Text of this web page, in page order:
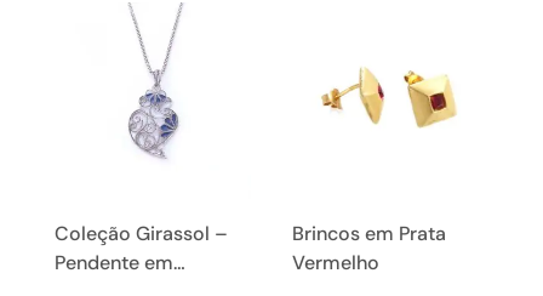
Coleção Girassol –
Pendente em
Brincos em Prata
Vermelho